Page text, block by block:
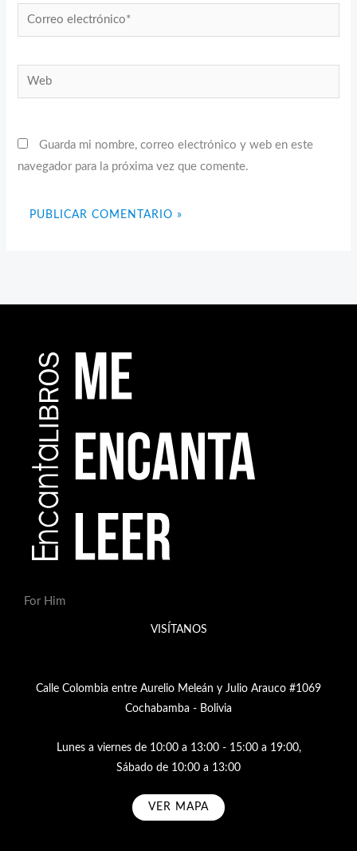
Correo
electrónico*
Web
Guarda mi nombre, correo electrónico y web en este
navegador para la próxima vez que comente.
For Him
VISÍTANOS
Calle Colombia entre Aurelio Meleán y Julio Arauco #1069
Cochabamba - Bolivia
Lunes a viernes de 10:00 a 13:00 - 15:00 a 19:00,
Sábado de 10:00 a 13:00
VER MAPA